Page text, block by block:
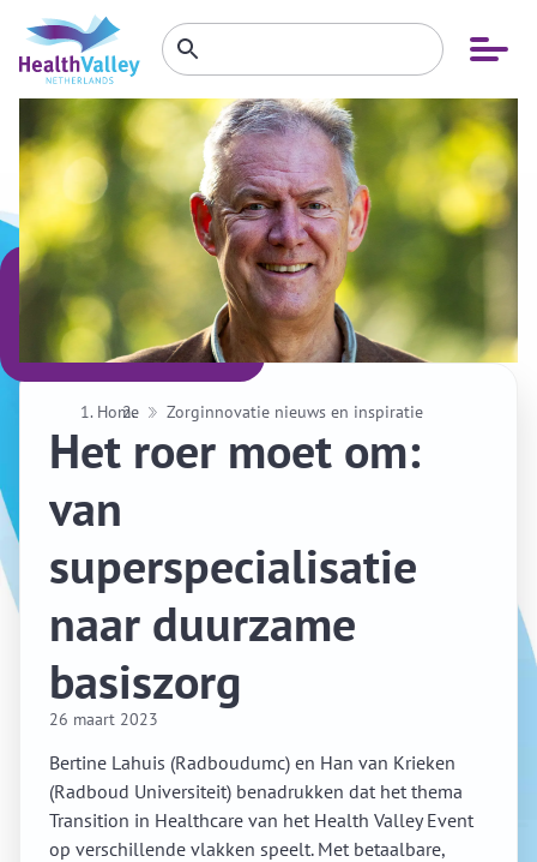
Open
menu
Zoeken
binnen
website
Zoeken
Home Zorginnovatie nieuws en inspiratie
Het roer moet om:
van
superspecialisatie
naar duurzame
basiszorg
26 maart 2023
Bertine Lahuis (Radboudumc) en Han van Krieken
(Radboud Universiteit) benadrukken dat het thema
Transition in Healthcare van het Health Valley Event
op verschillende vlakken speelt. Met betaalbare,